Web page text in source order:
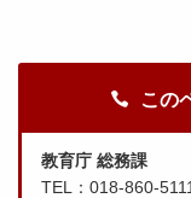
この
教育庁 総務課
TEL：018-860-5111